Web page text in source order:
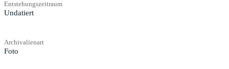
Entstehungszeitraum
Undatiert
Archivalienart
Foto